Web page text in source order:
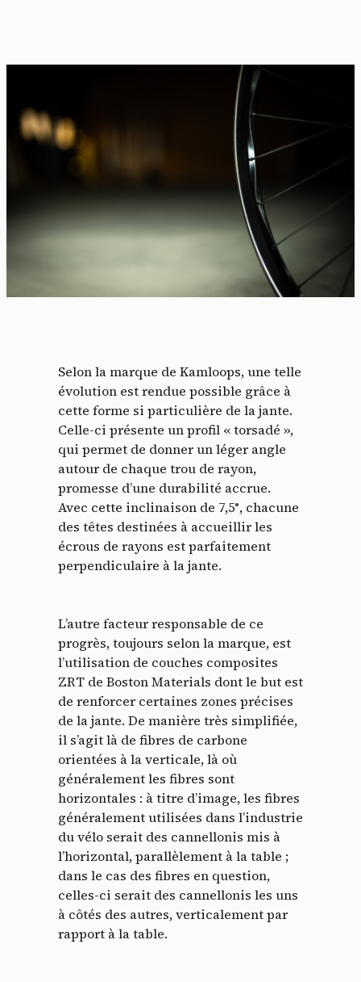
Selon la marque de Kamloops, une telle
évolution est rendue possible grâce à
cette forme si particulière de la jante.
Celle-ci présente un profil « torsadé »,
qui permet de donner un léger angle
autour de chaque trou de rayon,
promesse d’une durabilité accrue.
Avec cette inclinaison de 7,5°, chacune
des têtes destinées à accueillir les
écrous de rayons est parfaitement
perpendiculaire à la jante.
L’autre facteur responsable de ce
progrès, toujours selon la marque, est
l’utilisation de couches composites
ZRT de Boston Materials dont le but est
de renforcer certaines zones précises
de la jante. De manière très simplifiée,
il s’agit là de fibres de carbone
orientées à la verticale, là où
généralement les fibres sont
horizontales : à titre d’image, les fibres
généralement utilisées dans l’industrie
du vélo serait des cannellonis mis à
l’horizontal, parallèlement à la table ;
dans le cas des fibres en question,
celles-ci serait des cannellonis les uns
à côtés des autres, verticalement par
rapport à la table.